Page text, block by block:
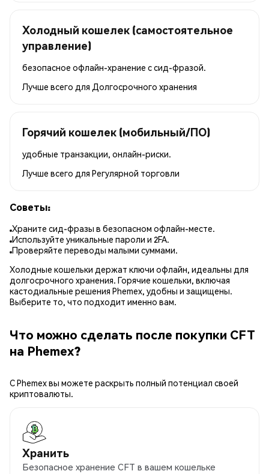
Холодный кошелек (самостоятельное
управление)
безопасное офлайн-хранение с сид-фразой.
Лучше всего для Долгосрочного хранения
Горячий кошелек (мобильный/ПО)
удобные транзакции, онлайн-риски.
Лучше всего для Регулярной торговли
Советы:
Храните сид-фразы в безопасном офлайн-месте.
Используйте уникальные пароли и 2FA.
Проверяйте переводы малыми суммами.
Холодные кошельки держат ключи офлайн, идеальны для
долгосрочного хранения. Горячие кошельки, включая
кастодиальные решения Phemex, удобны и защищены.
Выберите то, что подходит именно вам.
Что можно сделать после покупки CFT
на Phemex?
С Phemex вы можете раскрыть полный потенциал своей
криптовалюты.
Хранить
Безопасное хранение CFT в вашем кошельке